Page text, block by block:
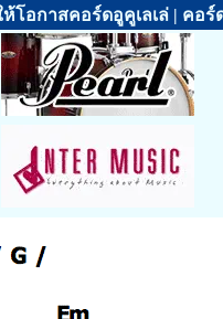
ห้โอกาสคอร์ดอูคูเลเล่ | คอร์